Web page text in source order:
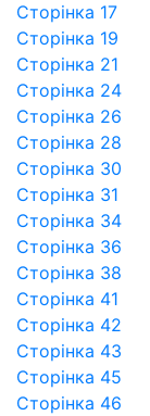
Сторінка 17
Сторінка 19
Сторінка 21
Сторінка 24
Сторінка 26
Сторінка 28
Сторінка 30
Сторінка 31
Сторінка 34
Сторінка 36
Сторінка 38
Сторінка 41
Сторінка 42
Сторінка 43
Сторінка 45
Сторінка 46